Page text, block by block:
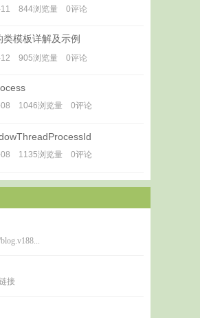
11 844浏览量 0评论
类模板详解及示例
12 905浏览量 0评论
08 1046浏览量 0评论
08 1135浏览量 0评论
接